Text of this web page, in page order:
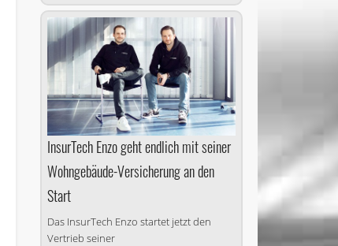
InsurTech Enzo geht endlich mit seiner
Wohngebäude-Versicherung an den
Start
Das InsurTech Enzo startet jetzt den
Vertrieb seiner